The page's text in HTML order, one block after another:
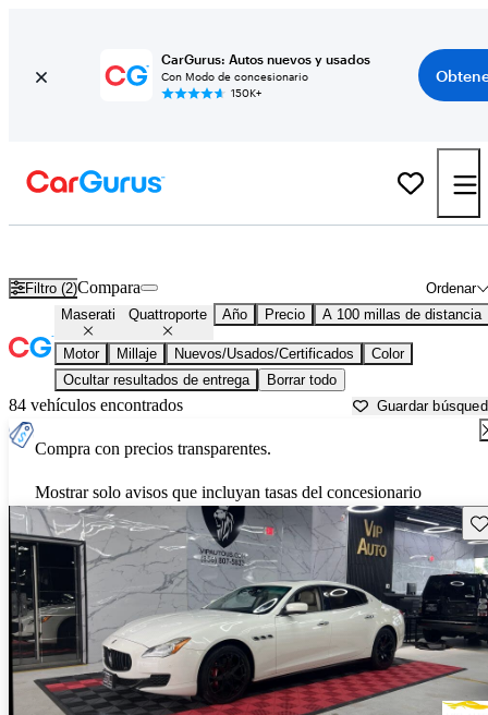
CarGurus: Autos nuevos y usados
Con Modo de concesionario
150K+
Filtro (2) Ordenar
Compara
Maserati Quattroporte Año Precio A 100 millas de distancia
Motor Millaje Nuevos/Usados/Certificados
Color
Ocultar resultados de entrega
Borrar todo
84 vehículos encontrados Guardar
Compra con precios transparentes.
Mostrar solo avisos que incluyan tasas del concesionario